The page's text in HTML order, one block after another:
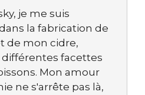
je me suis
la fabrication de
de mon cidre,
facettes
Mon amour
ne s'arrête pas là,